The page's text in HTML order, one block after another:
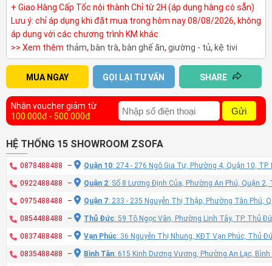
+ Giao Hàng Cấp Tốc nội thành Chỉ từ 2H (áp dụng hàng có sẵn)
Lưu ý: chỉ áp dụng khi đặt mua trong hôm nay 08/08/2026, không
áp dụng với các chương trình KM khác
>> Xem thêm thảm, bàn trà, bàn ghế ăn, giường - tủ, kệ tivi
MUA NGAY GỌI LẠI TƯ VẤN SHARE
Nhận voucher giảm từ
100.000đ - 500.000đ
Gửi
HỆ THỐNG 15 SHOWROOM ZSOFA
0878488488 – Quận 10: 274 - 276 Ngô Gia Tự, Phường 4, Quận 10, TP.
0922488488 – Quận 2: Số 8 Lương Định Của, Phường An Phú, Quận 2,
0975488488 – Quận 7: 233 - 235 Nguyễn Thị Thập, Phường Tân Phú,
0854488488 – Thủ Đức: 59 Tô Ngọc Vân, Phường Linh Tây, TP. Thủ
0837488488 – Vạn Phúc: 36 Nguyễn Thị Nhung, KĐT Vạn Phúc, Thủ
0835488488 – Bình Tân: 615 Kinh Dương Vương, Phường An Lạc, Bình